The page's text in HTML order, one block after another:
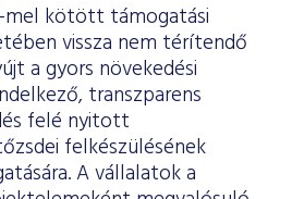
mel kötött támogatási
vissza nem térítendő
a gyors növekedési
transzparens
felé nyitott
felkészülésének
A vállalatok a